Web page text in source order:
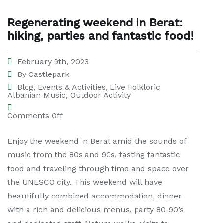
Regenerating weekend in Berat:
hiking, parties and fantastic food!
February 9th, 2023
By Castlepark
Blog, Events & Activities, Live Folkloric
Albanian Music, Outdoor Activity
Comments Off
Enjoy the weekend in Berat amid the sounds of
music from the 80s and 90s, tasting fantastic
food and traveling through time and space over
the UNESCO city. This weekend will have
beautifully combined accommodation, dinner
with a rich and delicious menus, party 80-90’s